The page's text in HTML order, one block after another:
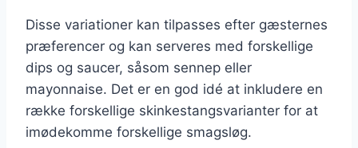
Disse variationer kan tilpasses efter gæsternes
præferencer og kan serveres med forskellige
dips og saucer, såsom sennep eller
mayonnaise. Det er en god idé at inkludere en
række forskellige skinkestangsvarianter for at
imødekomme forskellige smagsløg.